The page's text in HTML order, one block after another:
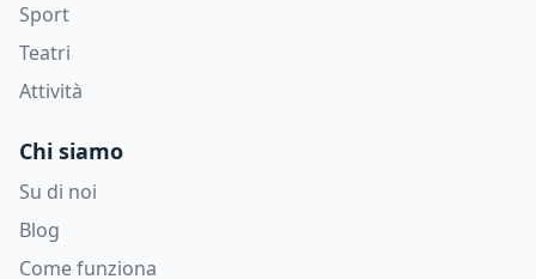
Sport
Teatri
Attività
Chi siamo
Su di noi
Blog
Come funziona